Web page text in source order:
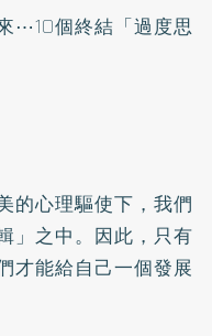
⋯10個終結「過度思
的心理驅使下，我們
」之中。因此，只有
才能給自己一個發展